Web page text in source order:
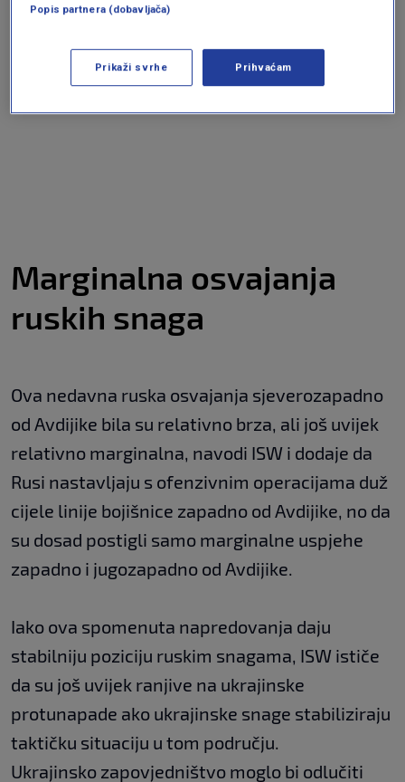
— Institute for the Study of War (@TheStudyofWar)
Marginalna osvajanja
ruskih snaga
Ova nedavna ruska osvajanja sjeverozapadno
od Avdijike bila su relativno brza, ali još uvijek
relativno marginalna, navodi ISW i dodaje da
Rusi nastavljaju s ofenzivnim operacijama duž
cijele linije bojišnice zapadno od Avdijike, no da
su dosad postigli samo marginalne uspjehe
zapadno i jugozapadno od Avdijike.
Iako ova spomenuta napredovanja daju
stabilniju poziciju ruskim snagama, ISW ističe
da su još uvijek ranjive na ukrajinske
protunapade ako ukrajinske snage stabiliziraju
taktičku situaciju u tom području.
Ukrajinsko zapovjedništvo moglo bi odlučiti
Popis partnera (dobavljača)
Prikaži svrhe Prihvaćam